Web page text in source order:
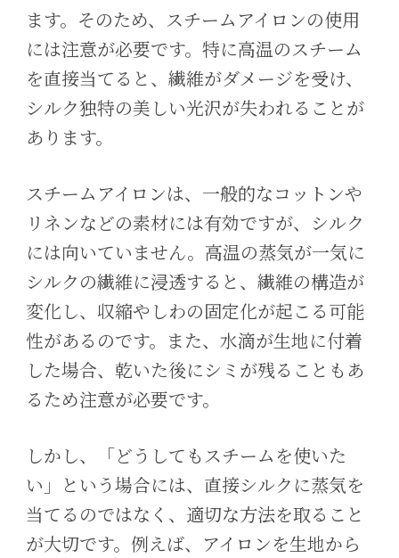
ます。そのため、スチームアイロンの使用
には注意が必要です。特に高温のスチーム
を直接当てると、繊維がダメージを受け、
シルク独特の美しい光沢が失われることが
あります。
スチームアイロンは、一般的なコットンや
リネンなどの素材には有効ですが、シルク
には向いていません。高温の蒸気が一気に
シルクの繊維に浸透すると、繊維の構造が
変化し、収縮やしわの固定化が起こる可能
性があるのです。また、水滴が生地に付着
した場合、乾いた後にシミが残ることもあ
るため注意が必要です。
しかし、「どうしてもスチームを使いた
い」という場合には、直接シルクに蒸気を
当てるのではなく、適切な方法を取ること
が大切です。例えば、アイロンを生地から